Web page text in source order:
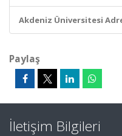
Akdeniz Üniversitesi
Paylaş
İletişim Bilgileri